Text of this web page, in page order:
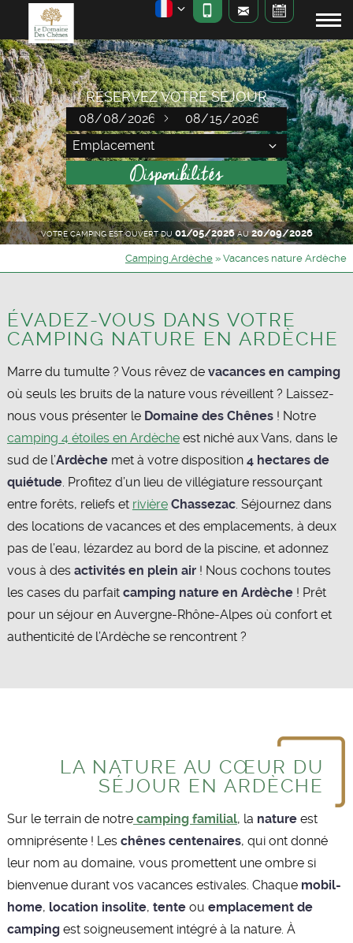
RÉSERVEZ VOTRE SÉJOUR
VOTRE CAMPING EST OUVERT DU 01/05/2026AU 20/09/2026
Camping Ardèche » Vacances nature Ardèche
ÉVADEZ-VOUS DANS VOTRE
CAMPING NATURE EN ARDÈCHE
Marre du tumulte ? Vous rêvez de vacances en camping
où seuls les bruits de la nature vous réveillent ? Laissez-
nous vous présenter le Domaine des Chênes! Notre
camping 4 étoiles en Ardècheest niché aux Vans, dans le
sud de l’Ardèche met à votre disposition 4 hectares de
quiétude. Profitez d’un lieu de villégiature ressourçant
entre forêts, reliefs et rivièreChassezac. Séjournez dans
des locations de vacances et des emplacements, à deux
pas de l’eau, lézardez au bord de la piscine, et adonnez
vous à des activités en plein air ! Nous cochons toutes
les cases du parfait camping nature en Ardèche! Prêt
pour un séjour en Auvergne-Rhône-Alpes où confort et
authenticité de l’Ardèche se rencontrent ?
LA NATURE AU CŒUR DU
SÉJOUR EN ARDÈCHE
Sur le terrain de notrecamping familial, la natureest
omniprésente ! Les chênes centenaires, qui ont donné
leur nom au domaine, vous promettent une ombre si
bienvenue durant vos vacances estivales. Chaque mobil-
home, location insolite, tente ou emplacement de
campingest soigneusement intégré à la nature. À